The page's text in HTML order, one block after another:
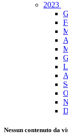
2023
Nessun contenuto da